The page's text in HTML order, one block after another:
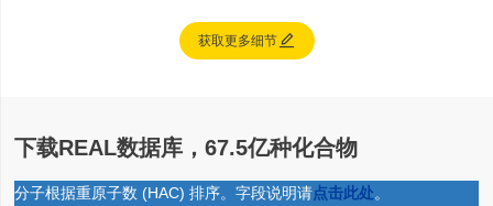
获取更多细节
下载REAL数据库，67.5亿种化合物
分子根据重原子数 (HAC) 排序。字段说明请点击此处。